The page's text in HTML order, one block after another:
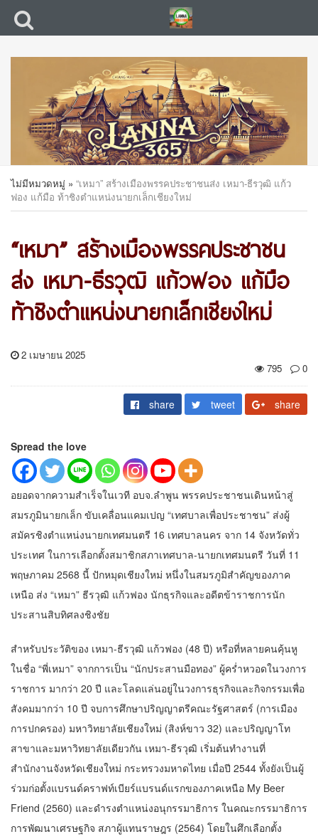
ไม่มีหมวดหมู่ » “เหมา” สร้างเมืองพรรคประชาชนส่ง เหมา-ธีรวุฒิ แก้ว
ฟอง แก้มือ ท้าชิงตำแหน่งนายกเล็กเชียงใหม่
“เหมา” สร้างเมืองพรรคประชาชน
ส่ง เหมา-ธีรวุฒิ แก้วฟอง แก้มือ
ท้าชิงตำแหน่งนายกเล็กเชียงใหม่
2 เมษายน 2025
795
0
share tweet share
Spread the love
อยอดจากความสำเร็จในเวที อบจ.ลำพูน พรรคประชาชนเดินหน้าสู่
สมรภูมินายกเล็ก ขับเคลื่อนแคมเปญ “เทศบาลเพื่อประชาชน” ส่งผู้
สมัครชิงตำแหน่งนายกเทศมนตรี 16 เทศบาลนคร จาก 14 จังหวัดทั่ว
ประเทศ ในการเลือกตั้งสมาชิกสภาเทศบาล-นายกเทศมนตรี วันที่ 11
พฤษภาคม 2568 นี้ ปักหมุดเชียงใหม่ หนึ่งในสมรภูมิสำคัญของภาค
เหนือ ส่ง “เหมา” ธีรวุฒิ แก้วฟอง นักธุรกิจและอดีตข้าราชการนัก
ประสานสิบทิศลงชิงชัย
สำหรับประวัติของ เหมา-ธีรวุฒิ แก้วฟอง (48 ปี) หรือที่หลายคนคุ้นหู
ในชื่อ “พี่เหมา” จากการเป็น “นักประสานมือทอง” ผู้คร่ำหวอดในวงการ
ราชการ มากว่า 20 ปี และโลดแล่นอยู่ในวงการธุรกิจและกิจกรรมเพื่อ
สังคมมากว่า 10 ปี จบการศึกษาปริญญาตรีคณะรัฐศาสตร์ (การเมือง
การปกครอง) มหาวิทยาลัยเชียงใหม่ (สิงห์ขาว 32) และปริญญาโท
สาขาและมหาวิทยาลัยเดียวกัน เหมา-ธีรวุฒิ เริ่มต้นทำงานที่
สำนักงานจังหวัดเชียงใหม่ กระทรวงมหาดไทย เมื่อปี 2544 ทั้งยังเป็นผู้
ร่วมก่อตั้งแบรนด์คราฟท์เบียร์แบรนด์แรกของภาคเหนือ My Beer
Friend (2560) และดำรงตำแหน่งอนุกรรมาธิการ ในคณะกรรมาธิการ
การพัฒนาเศรษฐกิจ สภาผู้แทนราษฎร (2564) โดยในศึกเลือกตั้ง